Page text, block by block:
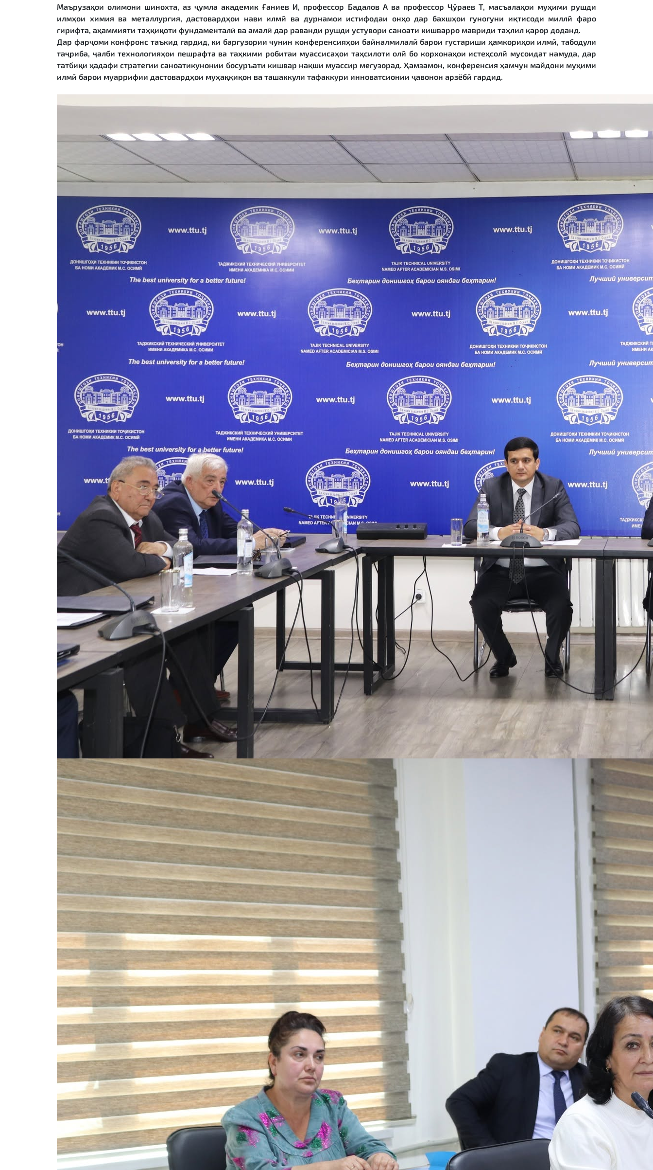
Маърузаҳои олимони шинохта, аз ҷумла академик Ғаниев И, профессор Бадалов А ва профессор Ҷӯраев Т, масъалаҳои муҳими рушди
илмҳои химия ва металлургия, дастовардҳои нави илмӣ ва дурнамои истифодаи онҳо дар бахшҳои гуногуни иқтисоди миллӣ фаро
гирифта, аҳаммияти таҳқиқоти фундаменталӣ ва амалӣ дар раванди рушди устувори саноати кишварро мавриди таҳлил қарор доданд.
Дар фарҷоми конфронс таъкид гардид, ки баргузории чунин конференсияҳои байналмилалӣ барои густариши ҳамкориҳои илмӣ, табодули
таҷриба, ҷалби технологияҳои пешрафта ва таҳкими робитаи муассисаҳои таҳсилоти олӣ бо корхонаҳои истеҳсолӣ мусоидат намуда, дар
татбиқи ҳадафи стратегии саноатикунонии босуръати кишвар нақши муассир мегузорад. Ҳамзамон, конференсия ҳамчун майдони муҳими
илмӣ барои муаррифии дастовардҳои муҳаққиқон ва ташаккули тафаккури инноватсионии ҷавонон арзёбӣ гардид.